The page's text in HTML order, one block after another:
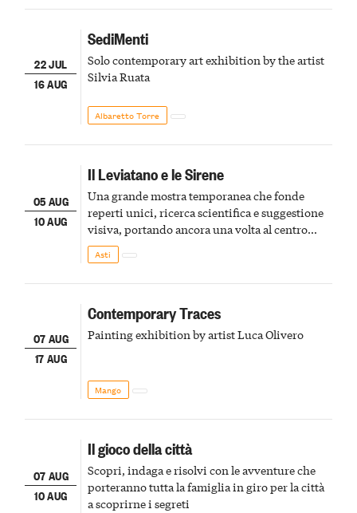
22 JUL
16 AUG
SediMenti
Solo contemporary art exhibition by the artist
Silvia Ruata
Albaretto Torre
05 AUG
10 AUG
Il Leviatano e le Sirene
Una grande mostra temporanea che fonde
reperti unici, ricerca scientifica e suggestione
visiva, portando ancora una volta al centro
della scena le meraviglie del passato astigiano
Asti
07 AUG
17 AUG
Contemporary Traces
Painting exhibition by artist Luca Olivero
Mango
07 AUG
10 AUG
Il gioco della città
Scopri, indaga e risolvi con le avventure che
porteranno tutta la famiglia in giro per la città
a scoprirne i segreti